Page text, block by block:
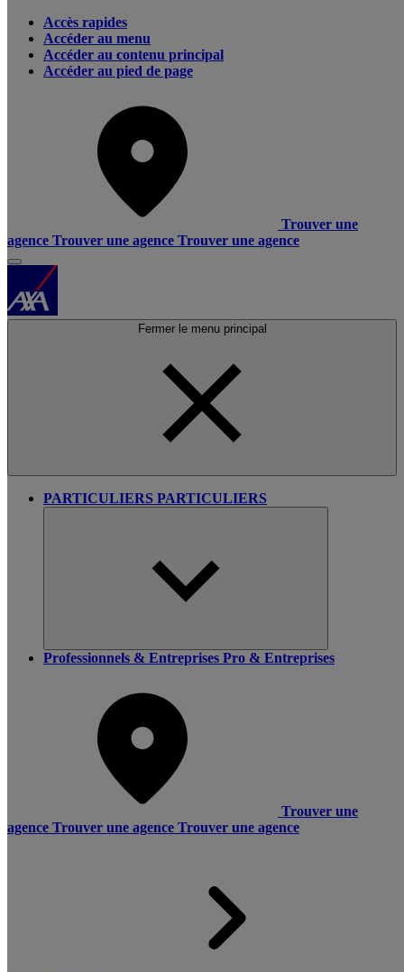
Accès rapides
Accéder au menu
Accéder au contenu principal
Accéder au pied de page
Trouver une
agence Trouver une agence Trouver une agence
Fermer le menu principal
PARTICULIERS PARTICULIERS
Professionnels & Entreprises Pro & Entreprises
Trouver une
agence Trouver une agence Trouver une agence